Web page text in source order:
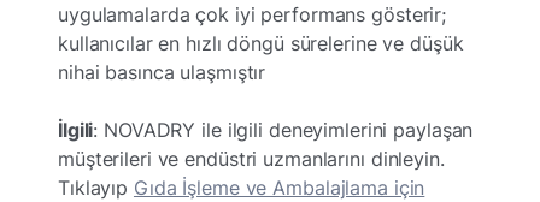
uygulamalarda çok iyi performans gösterir;
kullanıcılar en hızlı döngü sürelerine ve düşük
nihai basınca ulaşmıştır
İlgili: NOVADRY ile ilgili deneyimlerini paylaşan
müşterileri ve endüstri uzmanlarını dinleyin.
Tıklayıp Gıda İşleme ve Ambalajlama için